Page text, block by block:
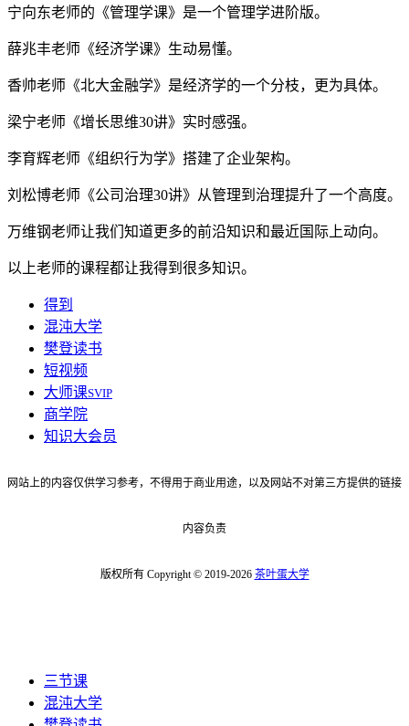
宁向东老师的《管理学课》是一个管理学进阶版。
薛兆丰老师《经济学课》生动易懂。
香帅老师《北大金融学》是经济学的一个分枝，更为具体。
梁宁老师《增长思维30讲》实时感强。
李育辉老师《组织行为学》搭建了企业架构。
刘松博老师《公司治理30讲》从管理到治理提升了一个高度。
万维钢老师让我们知道更多的前沿知识和最近国际上动向。
以上老师的课程都让我得到很多知识。
得到
混沌大学
樊登读书
短视频
大师课SVIP
商学院
知识大会员
网站上的内容仅供学习参考，不得用于商业用途，以及网站不对第三方提供的链接
内容负责
版权所有 Copyright © 2019-2026 茶叶蛋大学
三节课
混沌大学